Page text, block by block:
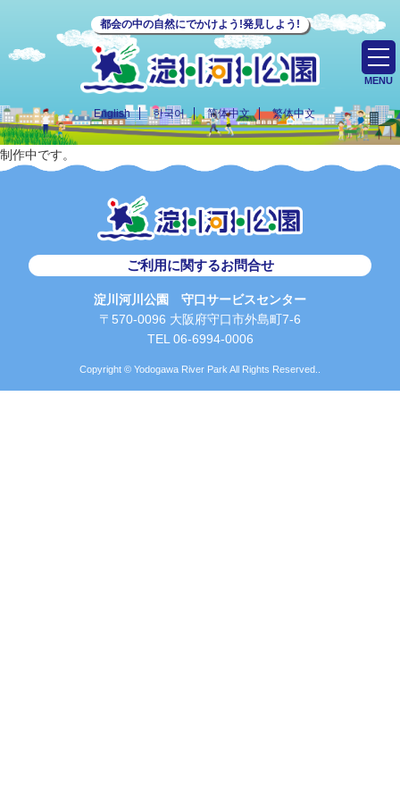
都会の中の自然にでかけよう!発見しよう!
English 한국어 简体中文 繁体中文
MENU
制作中です。
ご利用に関するお問合せ
淀川河川公園 守口サービスセンター
〒570-0096 大阪府守口市外島町7-6
TEL 06-6994-0006
Copyright © Yodogawa River Park All Rights Reserved..